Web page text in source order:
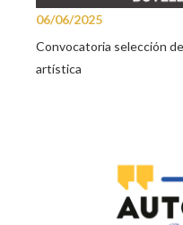
06/06/2025
Convocatoria selección
artística